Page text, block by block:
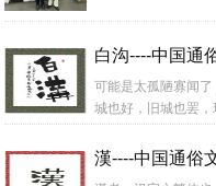
白沟----中国通
可能是太孤陋寡闻
城也好，旧城也罢，
漢----中国通俗